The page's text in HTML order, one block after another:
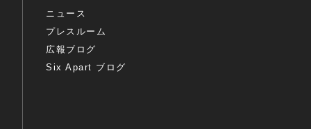
ニュース
プレスルーム
広報ブログ
Six Apart ブログ